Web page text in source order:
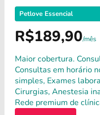
Petlove Essencial
R$189,90/mês
Maior cobertura.
Consultas em horário
simples, Exames
Cirurgias, Anestesia
Rede premium de